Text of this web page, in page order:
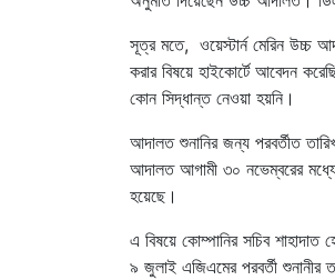
সূত্র মতে, ওয়েস্টার্ন মেরিন উচ্চ
করার বিষয়ে হাইকোর্টে আবেদন
কোন সিদ্ধান্ত নেওয়া হয়নি।
আদালত শুনানির জন্য পরবর্তীত
আদালত আগামী ৩০ নভেম্বরের
হয়েছে।
এ বিষয়ে কোম্পানির সচিব
৯ জুলাই এজিএমের পরবর্তী শুনানীর